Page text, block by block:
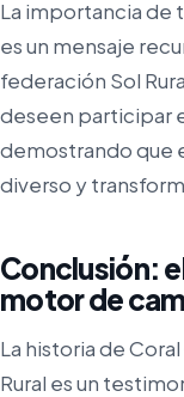
La importancia de
es un mensaje
federación Sol
deseen participar
demostrando que
diverso y
Conclusión:
motor de
La historia de
Rural es un